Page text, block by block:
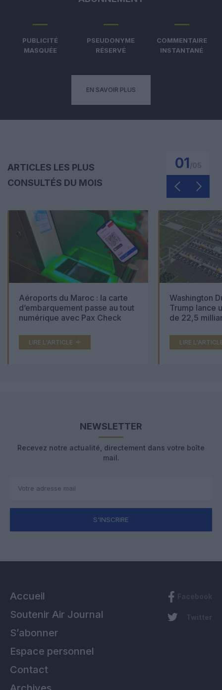
PUBLICITÉ
MASQUÉE
PSEUDONYME
RÉSERVÉ
COMMENTAIRE
INSTANTANÉ
EN SAVOIR PLUS
ARTICLES LES PLUS
CONSULTÉS DU MOIS
01
Aéroports du Maroc : la carte
d’embarquement passe au tout
numérique avec Pax Check
LIRE L'ARTICLE
Washington
Trump lance
de 22,5
LIRE
NEWSLETTER
Recevez notre actualité, directement dans votre boîte
mail.
S'INSCRIRE
Accueil
Soutenir Air Journal
S’abonner
Espace personnel
Contact